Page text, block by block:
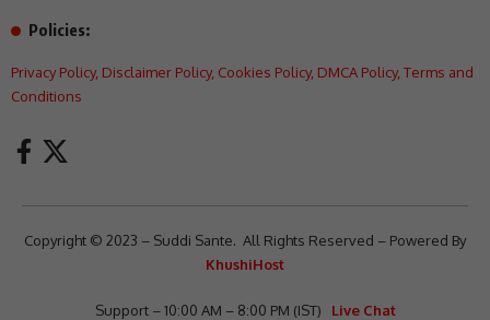
Policies:
Privacy Policy, Disclaimer Policy, Cookies Policy, DMCA Policy, Terms and
Conditions
Copyright © 2023 – Suddi Sante. All Rights Reserved – Powered By
KhushiHost
Support – 10:00 AM – 8:00 PM (IST) Live Chat